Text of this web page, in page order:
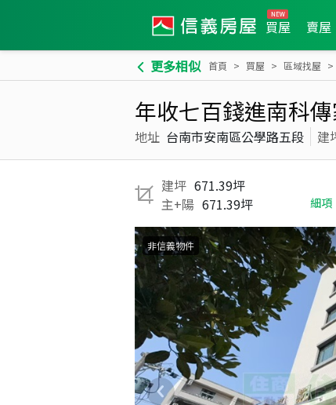
買屋 賣屋
更多相似 首頁 買屋 區域找屋
年收七百錢進南科
地址 台南市安南區公學路五段 建
建坪 671.39坪
主+陽 671.39坪 細項
非信義物件